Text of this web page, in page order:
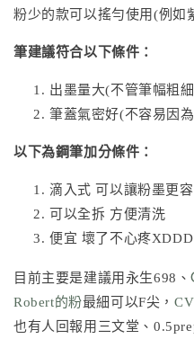
粉少的款可以搖勻使用(例如
筆建議符合以下條件：
出墨量大(不管筆幅粗
筆蓋氣密好(不容易因
以下為鋼筆加分條件：
滴入式 可以讓粉墨更
可以全拆 方便清洗
便宜 壞了不心疼XDDD
目前主要是建議用永生698、
Robert的粉最細可以F尖，CV
也有人回報用三文堂、